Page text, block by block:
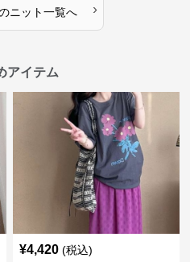
ニット一覧へ ›
アイテム
¥4,420 (税込)